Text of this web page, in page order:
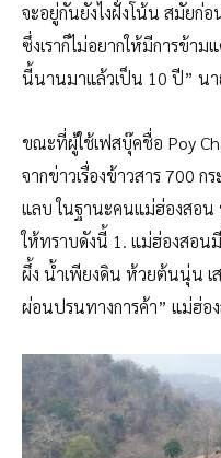
จะอยู่กันยังไงฝั่งโน้น สมัยก่
ซึ่งเราก็ไม่อยากให้มีการข้า
นี้นานมาแล้วเป็น 10 ปี” นา
ขณะที่ผู้ใช้เฟสบุ๊คชื่อ Poy
จากข่าวเรื่องข้าวสาร 700
แลบ ในฐานะคนแม่ฮ่องสอน
ให้ทราบดังนี้ 1. แม่ฮ่องสอ
ผึ้ง น้ำเพียงดิน ห้วยต้นนุ่น
ผ่อนปรนทางการค้า” แม่ฮ่อ